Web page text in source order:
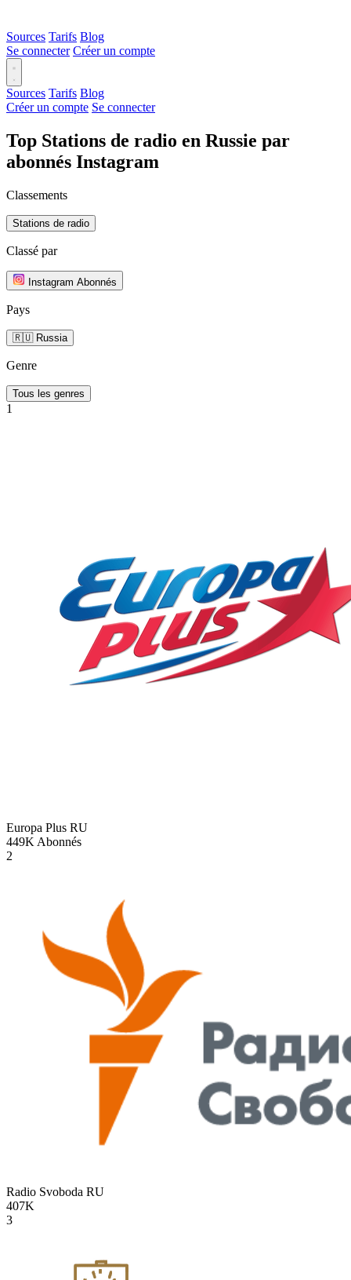
Sources Tarifs Blog
Se connecter Créer un compte
Sources Tarifs Blog
Créer un compte Se connecter
Top Stations de radio en Russie par
abonnés Instagram
Classements
Stations de radio
Classé par
Instagram Abonnés
Pays
🇷🇺 Russia
Genre
Tous les genres
1
Europa Plus RU
449K Abonnés
2
Radio Svoboda RU
407K
3